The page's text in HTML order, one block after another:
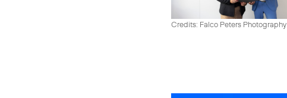
Credits: Falco Peters Photography